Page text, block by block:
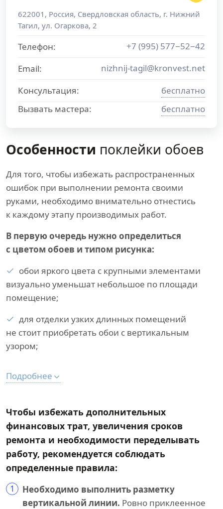
Особенности поклейки обоев
Для того, чтобы избежать распространенных
ошибок при выполнении ремонта своими
руками, необходимо внимательно отнестись
к каждому этапу производимых работ.
В первую очередь нужно определиться
с цветом обоев и типом рисунка:
обои яркого цвета с крупными элементами
визуально уменьшат небольшое по площади
помещение;
для отделки узких длинных помещений
не стоит приобретать обои с вертикальным
узором;
622001 , Россия, Свердловская область, г. Нижний
Тагил, ул. Огаркова, 2
Телефон:
+7 (995) 577−52−42
Email:
nizhnij-tagil@kronvest.net
Консультация:
бесплатно
Вызвать мастера:
бесплатно
Подробнее
Чтобы избежать дополнительных
финансовых трат, увеличения сроков
ремонта и необходимости переделывать
работу, рекомендуется соблюдать
определенные правила:
1
Необходимо выполнить разметку
вертикальной линии. Ровно приклеенное